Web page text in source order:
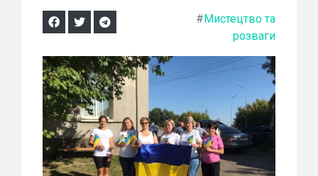
#Мистецтво та
розваги